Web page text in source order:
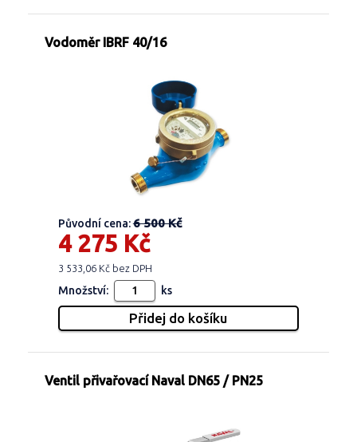
Vodoměr IBRF 40/16
Původní cena:6 500 Kč
4 275 Kč
3 533,06 Kč bez DPH
Množství: ks
Ventil přivařovací Naval DN65 / PN25